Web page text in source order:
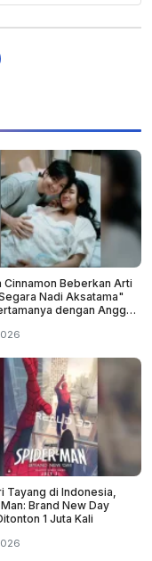
Cinnamon Beberkan Arti
Nadi Aksatama"
dengan Angga
Tayang di Indonesia,
Brand New Day
1 Juta Kali